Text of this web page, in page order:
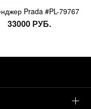
Prada #PL-79767
33000 РУБ.